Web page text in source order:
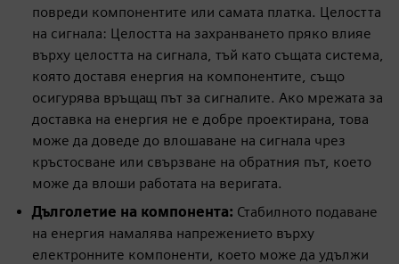
повреди компонентите или самата платка. Целостта
на сигнала: Целостта на захранването пряко влияе
върху целостта на сигнала, тъй като същата система,
която доставя енергия на компонентите, също
осигурява връщащ път за сигналите. Ако мрежата за
доставка на енергия не е добре проектирана, това
може да доведе до влошаване на сигнала чрез
кръстосване или свързване на обратния път, което
може да влоши работата на веригата.
Дълголетие на компонента: Стабилното подаване
на енергия намалява напрежението върху
електронните компоненти, което може да удължи